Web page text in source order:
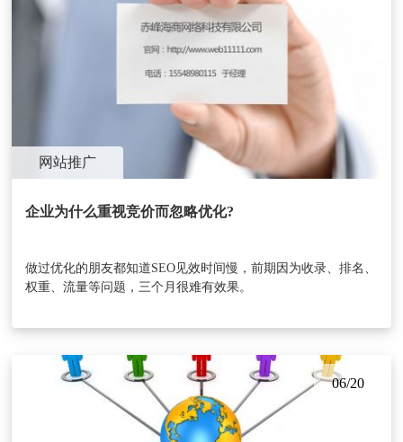
网站推广
企业为什么重视竞价而忽略优化?
做过优化的朋友都知道SEO见效时间慢，前期因为收录、排名、
权重、流量等问题，三个月很难有效果。
06/20